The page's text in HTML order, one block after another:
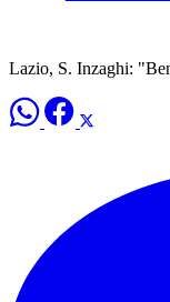
Lazio, S. Inzaghi: